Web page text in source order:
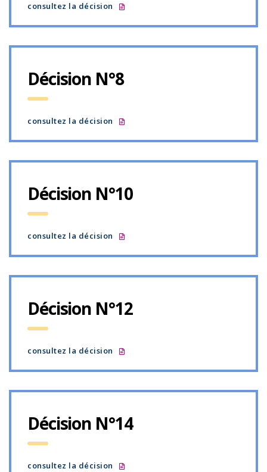
consultez la décision
Décision N°8
consultez la décision
Décision N°10
consultez la décision
Décision N°12
consultez la décision
Décision N°14
consultez la décision